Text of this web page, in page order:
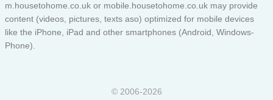
m.housetohome.co.uk or mobile.housetohome.co.uk may provide
content (videos, pictures, texts aso) optimized for mobile devices
like the iPhone, iPad and other smartphones (Android, Windows-
Phone).
© 2006-2026